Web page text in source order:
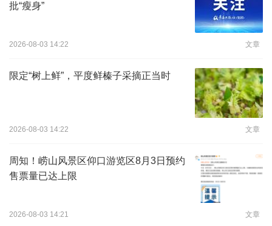
批“瘦身”
2026-08-03 14:22 文章
限定“树上鲜”，平度鲜榛子采摘正当时
2026-08-03 14:22 文章
周知！崂山风景区仰口游览区8月3日预约
售票量已达上限
2026-08-03 14:21 文章